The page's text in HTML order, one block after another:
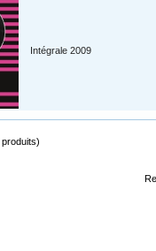
Intégrale 2009
produits)